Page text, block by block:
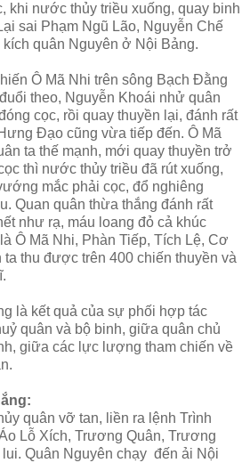
khi nước thủy triều xuống, quay binh
sai Phạm Ngũ Lão, Nguyễn Chế
quân Nguyên ở Nội Bảng.
Ô Mã Nhi trên sông Bạch Đằng
theo, Nguyễn Khoái nhử quân
cọc, rồi quay thuyền lại, đánh rất
Đạo cũng vừa tiếp đến. Ô Mã
ta thế mạnh, mới quay thuyền trở
thì nước thủy triều đã rút xuống,
mắc phải cọc, đổ nghiêng
Quan quân thừa thắng đánh rất
như rạ, máu loang đỏ cả khúc
Ô Mã Nhi, Phàn Tiếp, Tích Lệ, Cơ
ta thu được trên 400 chiến thuyền và
là kết quả của sự phối hợp tác
quân và bộ binh, giữa quân chủ
giữa các lực lượng tham chiến về
quân vỡ tan, liền ra lệnh Trình
Lỗ Xích, Trương Quân, Trương
Quân Nguyên chạy đến ải Nội